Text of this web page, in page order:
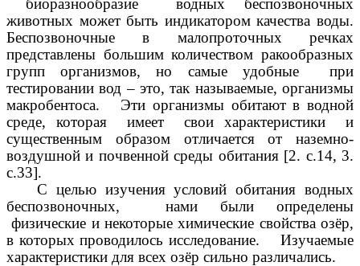
биоразнообразие водных беспозвоночных
животных может быть индикатором качества воды.
Беспозвоночные в малопроточных речках
представлены большим количеством ракообразных
групп организмов, но самые удобные при
тестировании вод – это, так называемые, организмы
макробентоса. Эти организмы обитают в водной
среде, которая имеет свои характеристики и
существенным образом отличается от наземно-
воздушной и почвенной среды обитания [2. с.14, 3.
с.33].
С целью изучения условий обитания водных
беспозвоночных, нами были определены
физические и некоторые химические свойства озёр,
в которых проводилось исследование. Изучаемые
характеристики для всех озёр сильно различались.